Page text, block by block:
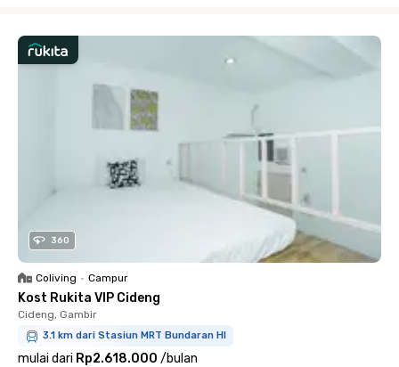
360
Coliving • Campur
Kost Rukita VIP Cideng
Cideng, Gambir
3.1 km dari Stasiun MRT Bundaran HI
mulai dari Rp2.618.000 /bulan